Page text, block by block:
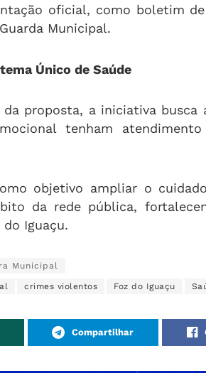
oficial, como boletim
Municipal.
Único de Saúde
proposta, a iniciativa busca
tenham
objetivo ampliar o
da rede pública,
Iguaçu.
Municipal
crimes violentos Foz do Iguaçu
Compartilhar